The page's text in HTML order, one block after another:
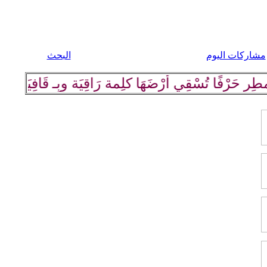
مشاركات اليوم البحث
تُسْقِي أرْضَهَا كلِمة رَاقِيَة وبِـ قَافِيَة